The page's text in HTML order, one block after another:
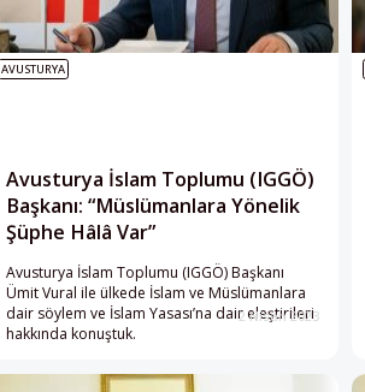
Avusturya İslam Toplumu (IGGÖ)
Başkanı: “Müslümanlara Yönelik
Şüphe Hâlâ Var”
Avusturya İslam Toplumu (IGGÖ) Başkanı
Ümit Vural ile ülkede İslam ve Müslümanlara
dair söylem ve İslam Yasası’na dair eleştirileri
hakkında konuştuk.
AVUSTURYA
2 Nisan 2023